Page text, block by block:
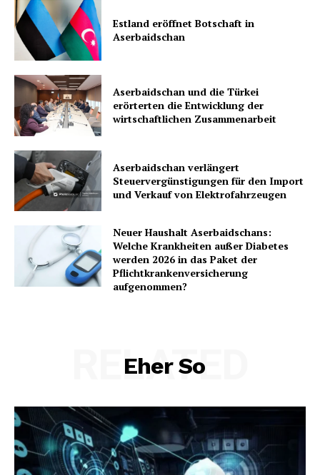
Estland eröffnet Botschaft in
Aserbaidschan
Aserbaidschan und die Türkei
erörterten die Entwicklung der
wirtschaftlichen Zusammenarbeit
Aserbaidschan verlängert
Steuervergünstigungen für den Import
und Verkauf von Elektrofahrzeugen
Neuer Haushalt Aserbaidschans:
Welche Krankheiten außer Diabetes
werden 2026 in das Paket der
Pflichtkrankenversicherung
aufgenommen?
Eher So
RELATED